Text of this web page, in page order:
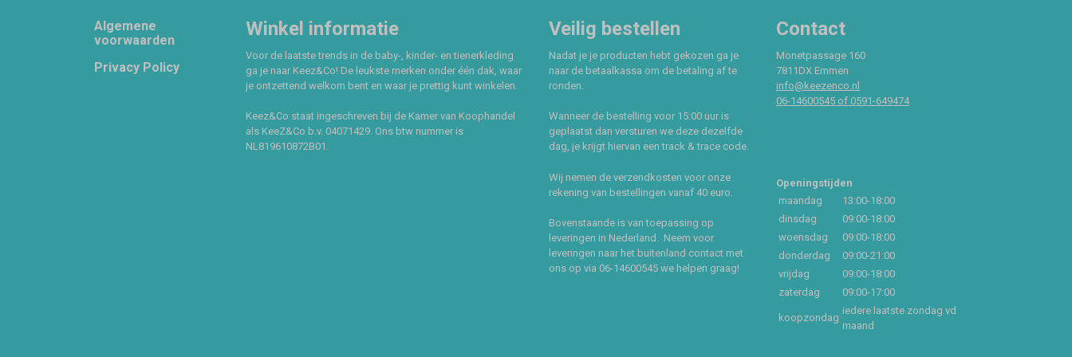
Footer
Algemene
voorwaarden
Privacy Policy
Winkel informatie
Voor de laatste trends in de baby-, kinder- en tienerkleding
ga je naar Keez&Co! De leukste merken onder één dak, waar
je ontzettend welkom bent en waar je prettig kunt winkelen.
Keez&Co staat ingeschreven bij de Kamer van Koophandel
als KeeZ&Co b.v. 04071429. Ons btw nummer is
NL819610872B01.
Veilig bestellen
Nadat je je producten hebt gekozen ga je
naar de betaalkassa om de betaling af te
ronden.
Wanneer de bestelling voor 15:00 uur is
geplaatst dan versturen we deze dezelfde
dag, je krijgt hiervan een track & trace code.
Wij nemen de verzendkosten voor onze
rekening van bestellingen vanaf 40 euro.
Bovenstaande is van toepassing op
leveringen in Nederland. Neem voor
leveringen naar het buitenland contact met
ons op via 06-14600545 we helpen graag!
Contact
Monetpassage 160
7811DX Emmen
info@keezenco.nl
06-14600545 of 0591-649474
Openingstijden
maandag
13:00-18:00
dinsdag
09:00-18:00
woensdag
09:00-18:00
donderdag
09:00-21:00
vrijdag
09:00-18:00
zaterdag
09:00-17:00
koopzondag
iedere laatste zondag vd
maand